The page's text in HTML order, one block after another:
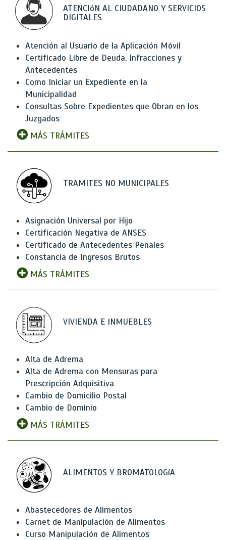
ATENCIóN AL CIUDADANO Y SERVICIOS
DIGITALES
Atención al Usuario de la Aplicación Móvil
Certificado Libre de Deuda, Infracciones y
Antecedentes
Como Iniciar un Expediente en la
Municipalidad
Consultas Sobre Expedientes que Obran en los
Juzgados
MÁS TRÁMITES
TRAMITES NO MUNICIPALES
Asignación Universal por Hijo
Certificación Negativa de ANSES
Certificado de Antecedentes Penales
Constancia de Ingresos Brutos
MÁS TRÁMITES
VIVIENDA E INMUEBLES
Alta de Adrema
Alta de Adrema con Mensuras para
Prescripción Adquisitiva
Cambio de Domicilio Postal
Cambio de Dominio
MÁS TRÁMITES
ALIMENTOS Y BROMATOLOGíA
Abastecedores de Alimentos
Carnet de Manipulación de Alimentos
Curso Manipulación de Alimentos